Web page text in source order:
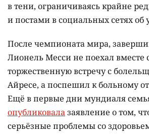
в тени, ограничиваясь крайне
и постами в социальных сетях об
После чемпионата мира,
Лионель Месси не поехал вместе
торжественную встречу с
Айресе, а поспешил к больному
Ещё в первые дни мундиаля
опубликовалазаявление о том,
серьёзные проблемы со